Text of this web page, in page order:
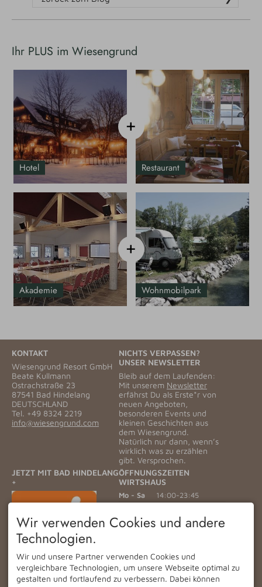
Ihr PLUS im Wiesengrund
Hotel
+
Restaurant
Akademie
+
Wohnmobilpark
KONTAKT
Wiesengrund Resort GmbH
Beate Kullmann
Ostrachstraße 23
87541 Bad Hindelang
DEUTSCHLAND
Tel. +49 8324 2219
info@wiesengrund.com
NICHTS VERPASSEN?
UNSER NEWSLETTER
Bleib auf dem Laufenden:
Mit unserem Newsletter
erfährst Du als Erste*r von
neuen Angeboten,
besonderen Events und
kleinen Geschichten aus
dem Wiesengrund.
Natürlich nur dann, wenn’s
wirklich was zu erzählen
gibt. Versprochen.
JETZT MIT BAD HINDELANG
+
ÖFFNUNGSZEITEN
WIRTSHAUS
Mo - Sa
14:00-23:45
HOTEL CHECK IN
11:00.
Frühstücksbuffet für externe
Gäste ist täglich von 07:30 -
Wir verwenden Cookies und andere
Technologien.
Wir und unsere Partner verwenden Cookies und
vergleichbare Technologien, um unsere Webseite optimal zu
gestalten und fortlaufend zu verbessern. Dabei können